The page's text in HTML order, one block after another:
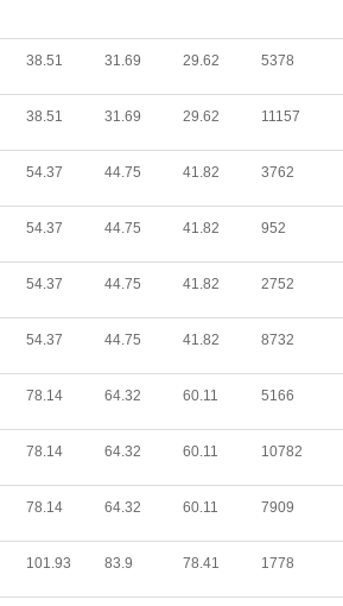
38.51 31.69 29.62 5378
38.51 31.69 29.62 11157
54.37 44.75 41.82 3762
54.37 44.75 41.82 952
54.37 44.75 41.82 2752
54.37 44.75 41.82 8732
78.14 64.32 60.11 5166
78.14 64.32 60.11 10782
78.14 64.32 60.11 7909
101.93 83.9 78.41 1778